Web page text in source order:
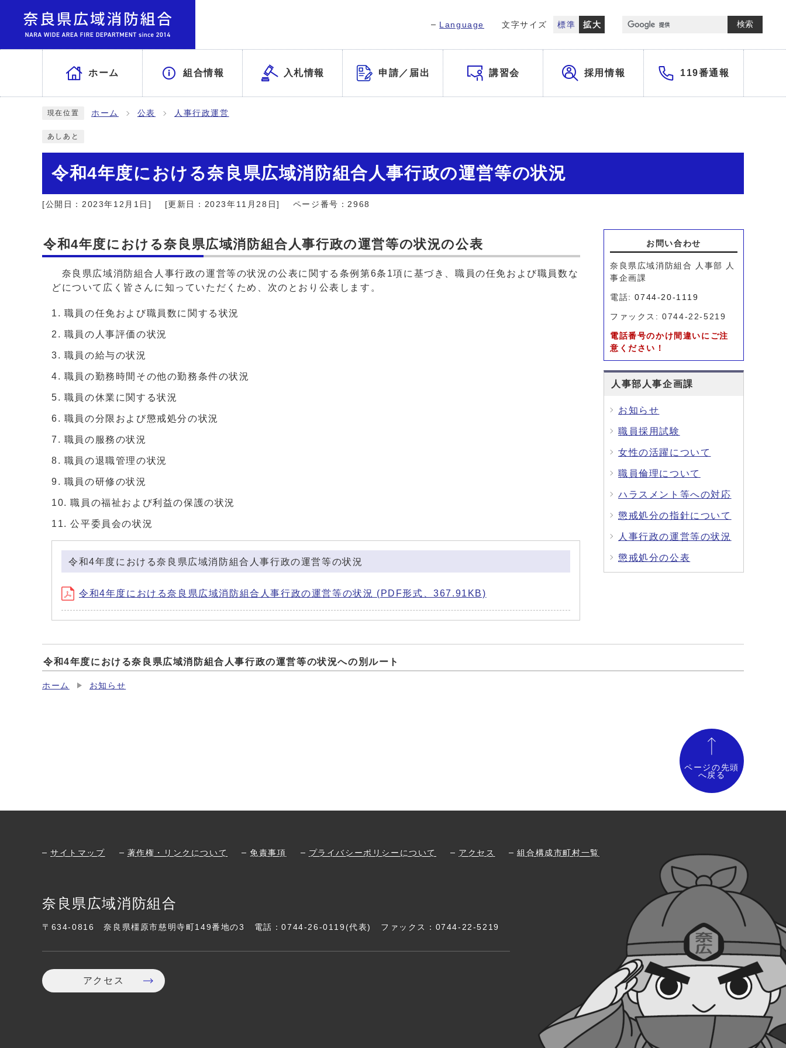
Language 文字サイズ 標準 拡大 検索
ホーム 組合情報 入札情報 申請／届出 講習会 採用情報 119番通報
現在位置 ホーム 公表 人事行政運営
あしあと
令和4年度における奈良県広域消防組合人事行政の運営等の状況
[公開日：2023年12月1日] [更新日：2023年11月28日] ページ番号：2968
令和4年度における奈良県広域消防組合人事行政の運営等の状況の公表
奈良県広域消防組合人事行政の運営等の状況の公表に関する条例第6条1項に基づき、職員の任免および職員数な
どについて広く皆さんに知っていただくため、次のとおり公表します。
職員の任免および職員数に関する状況
職員の人事評価の状況
職員の給与の状況
職員の勤務時間その他の勤務条件の状況
職員の休業に関する状況
職員の分限および懲戒処分の状況
職員の服務の状況
職員の退職管理の状況
職員の研修の状況
職員の福祉および利益の保護の状況
公平委員会の状況
令和4年度における奈良県広域消防組合人事行政の運営等の状況
令和4年度における奈良県広域消防組合人事行政の運営等の状況 (PDF形式、367.91KB)
お問い合わせ
奈良県広域消防組合 人事部 人
事企画課
電話:0744-20-1119
ファックス: 0744-22-5219
電話番号のかけ間違いにご注
意ください！
人事部人事企画課
お知らせ
職員採用試験
女性の活躍について
職員倫理について
ハラスメント等への対応
懲戒処分の指針について
人事行政の運営等の状況
懲戒処分の公表
令和4年度における奈良県広域消防組合人事行政の運営等の状況への別ルート
ホーム お知らせ
ページの先頭
へ戻る
サイトマップ 著作権・リンクについて 免責事項 プライバシーポリシーについて アクセス 組合構成市町村一覧
奈良県広域消防組合
〒634-0816 奈良県橿原市慈明寺町149番地の3 電話：0744-26-0119 (代表) ファックス：0744-22-5219
アクセス